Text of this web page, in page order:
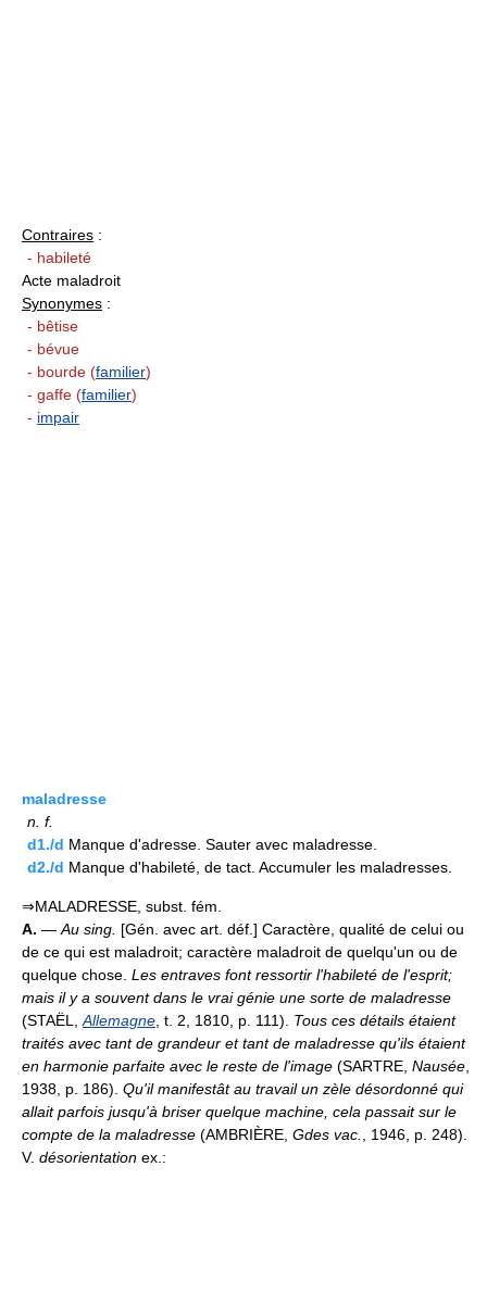
Contraires :
- habileté
Acte maladroit
Synonymes :
- bêtise
- bévue
- bourde (familier)
- gaffe (familier)
- impair
maladresse
n. f.
d1./d Manque d'adresse. Sauter avec maladresse.
d2./d Manque d'habileté, de tact. Accumuler les maladresses.
⇒MALADRESSE, subst. fém.
A. — Au sing. [Gén. avec art. déf.] Caractère, qualité de celui ou
de ce qui est maladroit; caractère maladroit de quelqu'un ou de
quelque chose. Les entraves font ressortir l'habileté de l'esprit;
mais il y a souvent dans le vrai génie une sorte de maladresse
(STAËL, Allemagne , t. 2, 1810, p. 111). Tous ces détails étaient
traités avec tant de grandeur et tant de maladresse qu'ils étaient
en harmonie parfaite avec le reste de l'image (SARTRE, Nausée
1938, p. 186). Qu'il manifestât au travail un zèle désordonné qui
allait parfois jusqu'à briser quelque machine, cela passait sur le
compte de la maladresse (AMBRIÈRE, Gdes vac.
, 1946, p. 248).
V. désorientation ex.: